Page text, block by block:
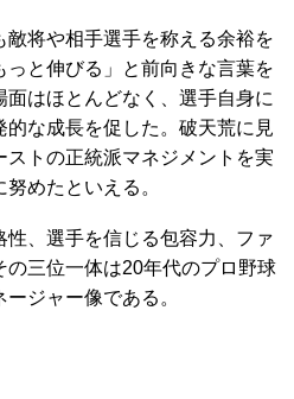
将や相手選手を称える余裕を
っと伸びる」と前向きな言葉を
はほとんどなく、選手自身に
な成長を促した。破天荒に見
ストの正統派マネジメントを実
めたといえる。
、選手を信じる包容力、ファ
の三位一体は20年代のプロ野球
ジャー像である。